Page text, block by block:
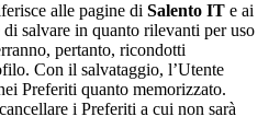
alle pagine di Salento IT e ai
salvare in quanto rilevanti per uso
pertanto, ricondotti
Con il salvataggio, l’Utente
Preferiti quanto memorizzato.
i Preferiti a cui non sarà